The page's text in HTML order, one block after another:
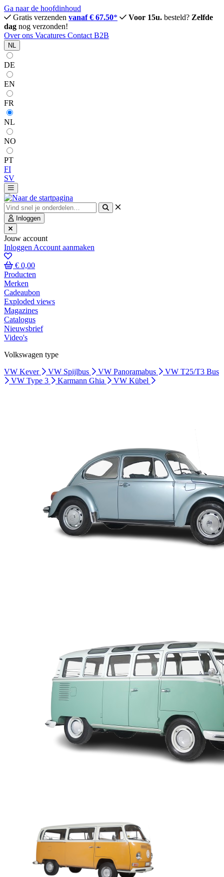
Ga naar de hoofdinhoud
Gratis verzenden vanaf € 67.50* Voor 15u. besteld? Zelfde
dag nog verzonden!
Over ons Vacatures Contact B2B
NL
DE
EN
FR
NL
NO
PT
FI
SV
Inloggen
Jouw account
Inloggen Account aanmaken
€ 0,00
Producten
Merken
Cadeaubon
Exploded views
Magazines
Catalogus
Nieuwsbrief
Video's
Volkswagen type
VW Kever
VW Spijlbus VW Panoramabus
VW T25/T3 Bus
VW Type 3
Karmann Ghia VW Kübel